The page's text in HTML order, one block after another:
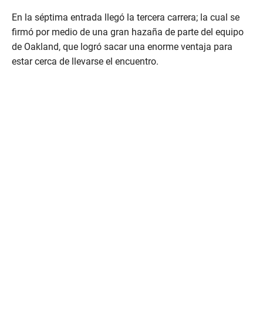
En la séptima entrada llegó la tercera carrera; la cual se
firmó por medio de una gran hazaña de parte del equipo
de Oakland, que logró sacar una enorme ventaja para
estar cerca de llevarse el encuentro.